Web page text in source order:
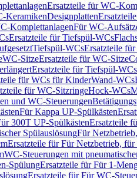
Ersatzteile für WC-
KeramikenDesignplatten
KomplettanlagenFür WC-
Ersatzteile für Tiefspül-WCs
Tiefspül-WCsErsatzteile
WC-SitzeErsatzteile für WC-Sitze
Ersatzteile für Tiefspül-
für WCs für KinderWand-WCs
für WC-SitzringeHock-WCs
und WC-Steuerungen
Für Kappa UP-Spülkästen
300T UP-SpülkästenErsatzteile
SpülauslösungFür
Ersatzteile für Für Netzbetrieb,
WC-Steuerungen mit
SpülungErsatzteile für Für 1-
Ersatzteile für Für WC-